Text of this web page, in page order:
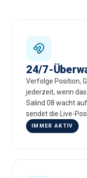
24/7-
Verfolge Position,
jederzeit, wenn
Salind 08 wacht
sendet die Live-
IMMER AKTIV